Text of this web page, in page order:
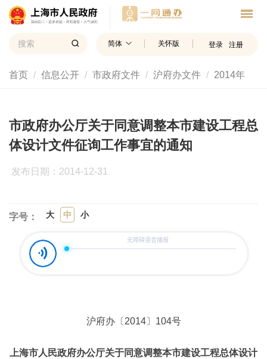
简体 关怀版 登录 注册
首页 信息公开 市政府文件 沪府办文件 2014年
市政府办公厅关于同意调整本市建设工程总
体设计文件征询工作事宜的通知
发布日期：2014-12-31
字号： 大 中 小
沪府办〔2014〕104号
上海市人民政府办公厅关于同意调整本市建设工程总体设计